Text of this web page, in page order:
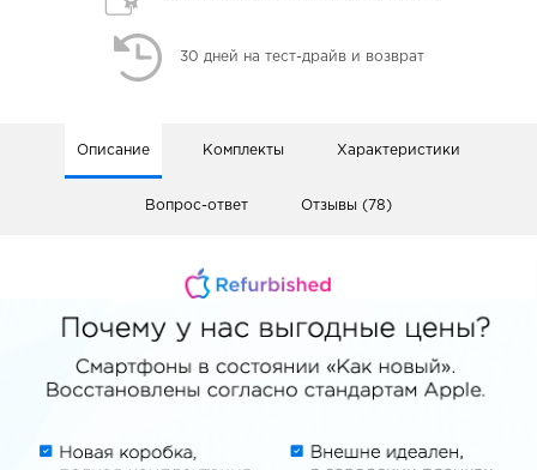
30 дней на тест-драйв и возврат
Описание Комплекты Характеристики
Вопрос-ответ Отзывы (78)